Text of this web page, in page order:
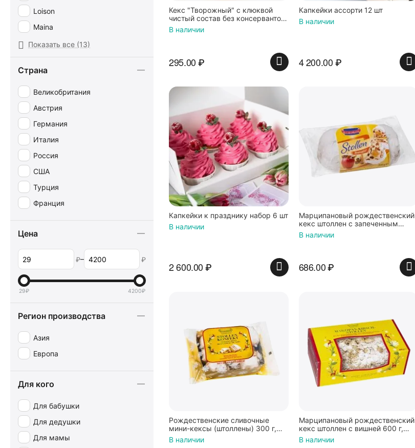
Кекс "Творожный" с клюквой
чистый состав без консервантов
VQ формула, 300 гр.
В наличии
295.00₽
Капкейки ассорти 12 шт
В наличии
4 200.00₽
Капкейки к празднику набор 6 шт
В наличии
2 600.00₽
Марципановый рождественский
кекс штоллен с запеченным
яблоком 500г, KuchenMeister
В наличии
686.00₽
Рождественские сливочные
мини-кексы (штоллены) 300 г,
KuchenMeister
В наличии
Марципановый рождественский
кекс штоллен с вишней 600 г,
KuchenMeister
В наличии
Loison
Maina
Milka
Хлебный спас
Показать все (13)
Страна
Великобритания
Австрия
Германия
Италия
Россия
США
Турция
Франция
Цена
₽– ₽
29₽ 4200₽
Регион производства
Азия
Европа
Для кого
Для бабушки
Для дедушки
Для мамы